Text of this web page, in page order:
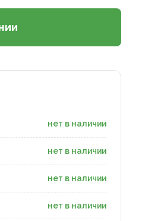
нет в наличии
нет в наличии
нет в наличии
нет в наличии